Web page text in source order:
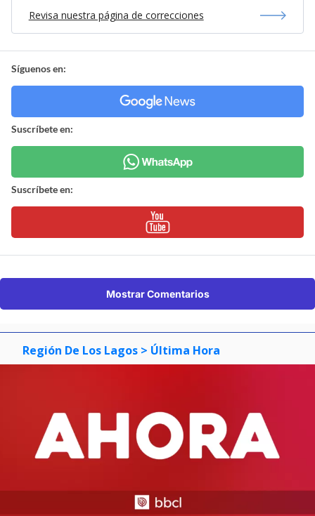
Revisa nuestra página de correcciones
Síguenos en:
Suscríbete en:
Suscríbete en:
Mostrar Comentarios
Región De Los Lagos > Última Hora